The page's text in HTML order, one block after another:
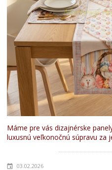
Máme pre vás dizajnérske
luxusnú veľkonočnú súpravu za
03.02.2026